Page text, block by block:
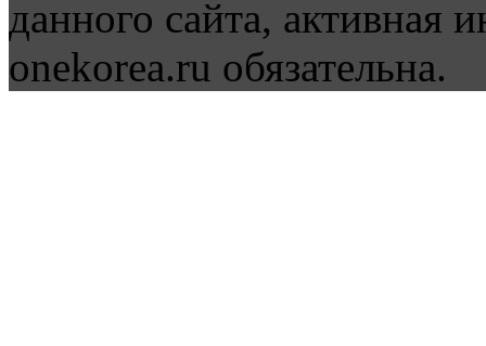
данного сайта, активная
onekorea.ru обязательна.